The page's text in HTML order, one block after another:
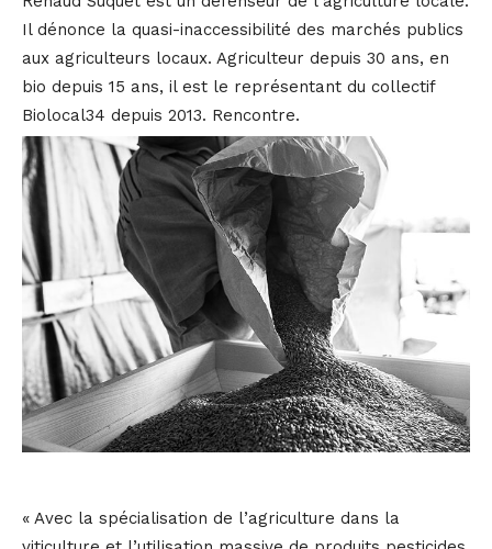
Il dénonce la quasi-inaccessibilité des marchés publics
aux agriculteurs locaux. Agriculteur depuis 30 ans, en
bio depuis 15 ans, il est le représentant du collectif
Biolocal34 depuis 2013. Rencontre.
« Avec la spécialisation de l’agriculture dans la